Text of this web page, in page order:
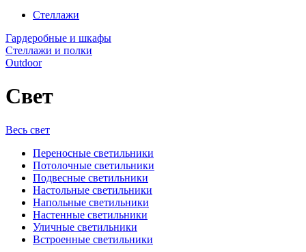
Стеллажи
Гардеробные и шкафы
Стеллажи и полки
Outdoor
Свет
Весь свет
Переносные светильники
Потолочные светильники
Подвесные светильники
Настольные светильники
Напольные светильники
Настенные светильники
Уличные светильники
Встроенные светильники